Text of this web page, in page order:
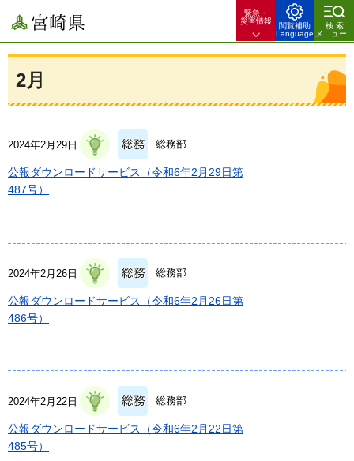
宮崎県
緊急・
災害情報
閲覧補助
Language
検索
メニュー
2月
2024年2月29日 総務部
公報ダウンロードサービス（令和6年2月29日第
487号）
2024年2月26日 総務部
公報ダウンロードサービス（令和6年2月26日第
486号）
2024年2月22日 総務部
公報ダウンロードサービス（令和6年2月22日第
485号）